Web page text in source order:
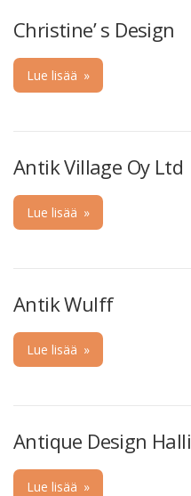
Christine’ s Design
Lue lisää »
Antik Village Oy Ltd
Lue lisää »
Antik Wulff
Lue lisää »
Antique Design Halli
Lue lisää »